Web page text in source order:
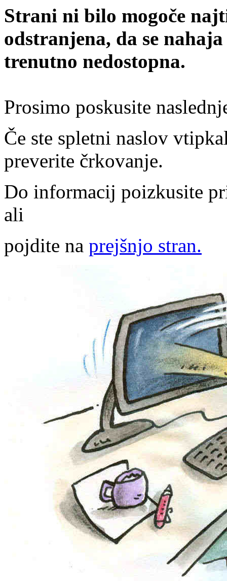
Strani ni bilo mogoče
odstranjena, da se
trenutno nedostopna.
Prosimo poskusite
Če ste spletni naslov
preverite črkovanje.
Do informacij poizkusite
ali
pojdite na prejšnjo stran.